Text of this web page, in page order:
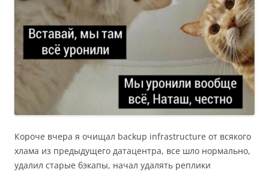
Короче вчера я очищал backup infrastructure от всякого
хлама из предыдущего датацентра, все шло нормально,
удалил старые бэкапы, начал удалять реплики